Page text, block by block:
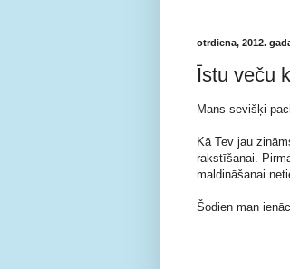
otrdiena, 2012.
Īstu veču
Mans sevišķi
Kā Tev jau
rakstīšanai.
maldināšanai
Šodien man